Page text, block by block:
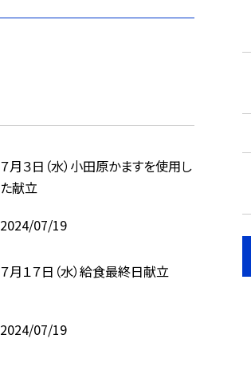
７月３日（水）小田原かますを使用し
た献立
2024/07/19
７月１７日（水）給食最終日献立
2024/07/19